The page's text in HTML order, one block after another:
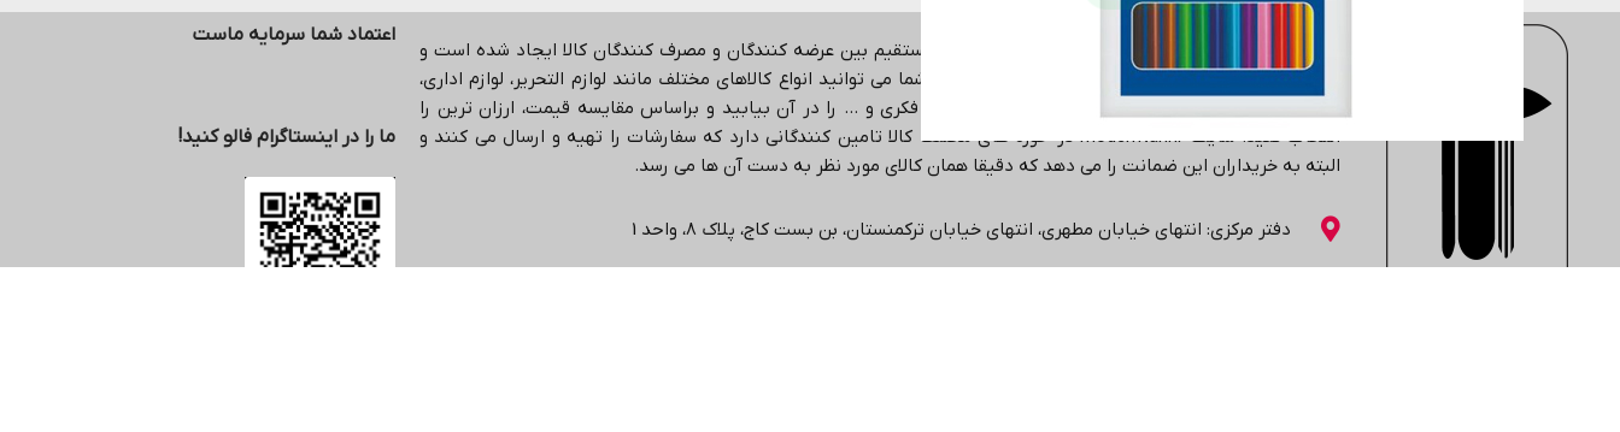
با هدف ایجاد ارتباط مستقیم بین عرضه کنندگان و مصرف کنندگان کالا ایجاد شده است و
جزء یکی از بزرگ ترین فروشگاه های اینترنتی می باشد.
شما می توانید انواع کالاهای مختلف مانند لوازم التحریر، لوازم اداری،
مهندسی، معماری، هنری، کتاب های کمک آموزشی، بازی فکری و … را در آن بیابید و براساس مقایسه قیمت، ارزان ترین را
انتخاب کنید. سایتmoderntahrirدر حوزه های مختلف کالا تامین کنندگانی دارد که سفارشات را تهیه و ارسال می کنند و
البته به خریداران این ضمانت را می دهد که دقیقا همان کالای مورد نظر به دست آن ها می رسد.
دفتر مرکزی: انتهاي خیابان مطهری، انتهاي خیابان ترکمنستان، بن بست کاج، پلاک ۸، واحد 1
اعتماد شما سرمایه ماست
ما را در اینستاگرام فالو کنید!